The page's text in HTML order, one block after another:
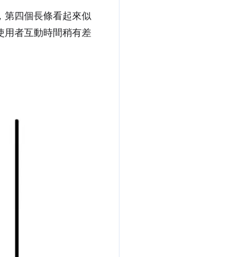
第四個長條看起來似
用者互動時間稍有差